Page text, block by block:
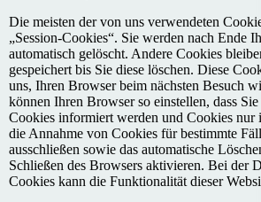
Die meisten der von uns verwendeten
„Session-Cookies“. Sie werden nach Ende
automatisch gelöscht. Andere Cookies
gespeichert bis Sie diese löschen. Diese
uns, Ihren Browser beim nächsten Besuch
können Ihren Browser so einstellen, dass
Cookies informiert werden und Cookies nur
die Annahme von Cookies für bestimmte
ausschließen sowie das automatische
Schließen des Browsers aktivieren. Bei der
Cookies kann die Funktionalität dieser